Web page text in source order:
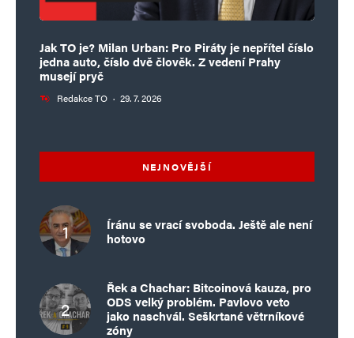
Jak TO je? Milan Urban: Pro Piráty je nepřítel číslo
jedna auto, číslo dvě člověk. Z vedení Prahy
musejí pryč
Redakce TO · 29. 7. 2026
NEJNOVĚJŠÍ
Íránu se vrací svoboda. Ještě ale není
hotovo
Řek a Chachar: Bitcoinová kauza, pro
ODS velký problém. Pavlovo veto
jako naschvál. Seškrtané větrníkové
zóny